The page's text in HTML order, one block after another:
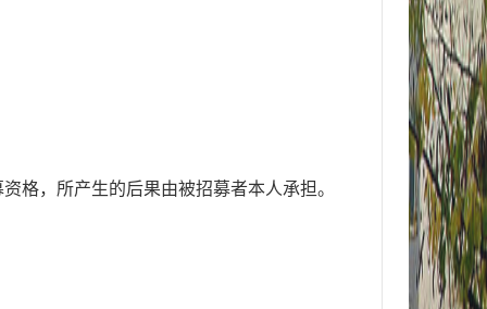
格，所产生的后果由被招募者本人承担。